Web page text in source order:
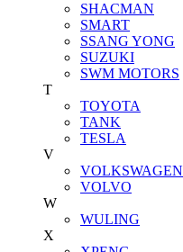
SHACMAN
SMART
SSANG YONG
SUZUKI
SWM MOTORS
T
TOYOTA
TANK
TESLA
V
VOLKSWAGEN
VOLVO
W
WULING
X